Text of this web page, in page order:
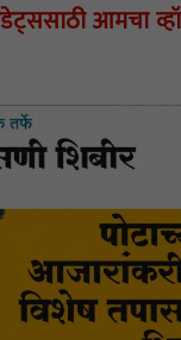
आमचा